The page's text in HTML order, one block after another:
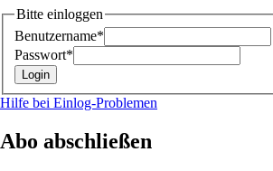
Bitte einloggen
Benutzername*
Passwort*
Hilfe bei Einlog-Problemen
Abo abschließen